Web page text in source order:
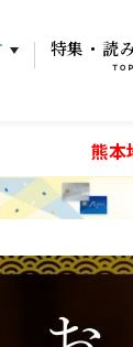
特集・読
熊本